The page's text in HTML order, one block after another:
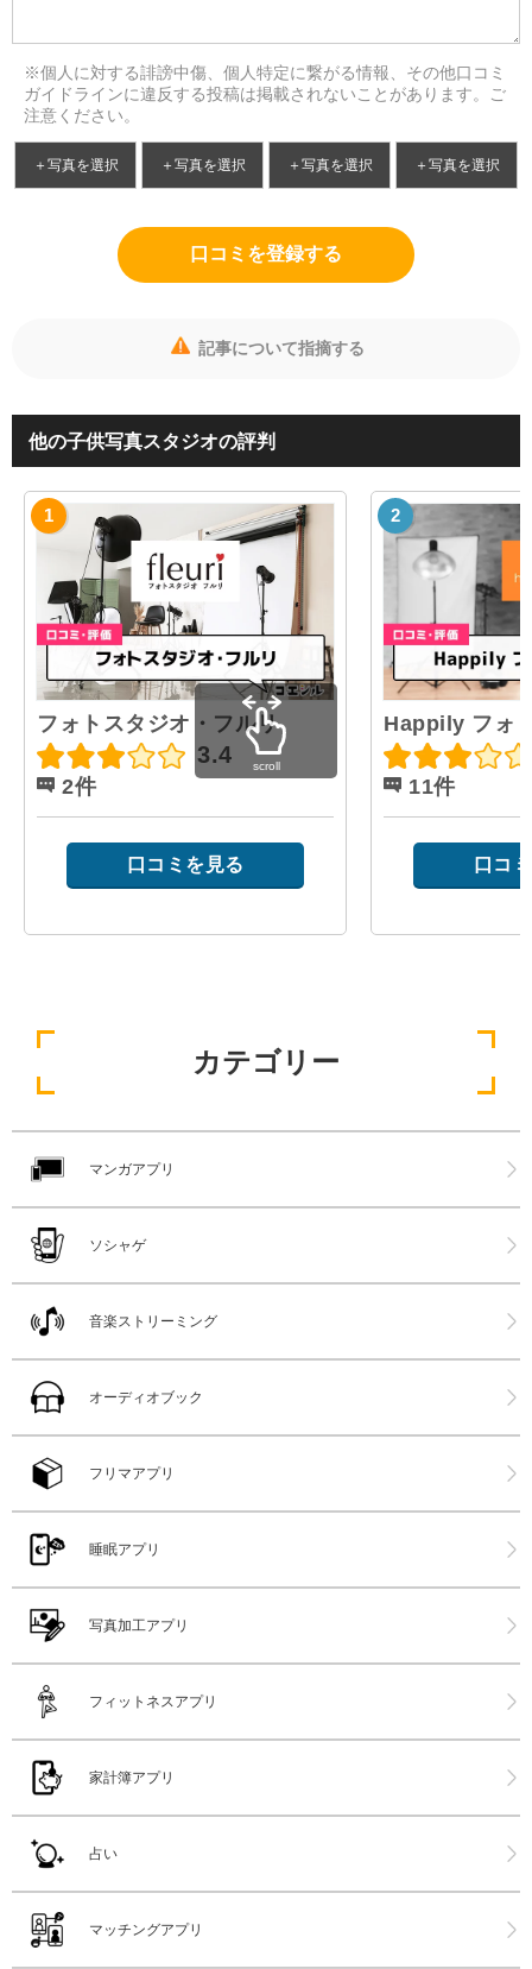
※個人に対する誹謗中傷、個人特定に繋がる情報、その他口コミ
ガイドラインに違反する投稿は掲載されないことがあります。ご
注意ください。
＋写真を選択 ＋写真を選択 ＋写真を選択 ＋写真を選択
口コミを登録する
記事について指摘する
他の子供写真スタジオの評判
フォトスタジオ・フルリ
3.4
2件
口コミを見る
Happily フォ
11件
口コ
scroll
カテゴリー
マンガアプリ
ソシャゲ
音楽ストリーミング
オーディオブック
フリマアプリ
睡眠アプリ
写真加工アプリ
フィットネスアプリ
家計簿アプリ
占い
マッチングアプリ